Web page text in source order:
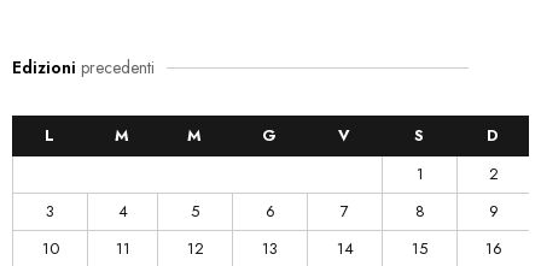
Edizioni precedenti
L M M G V S
D
1
2
3
4 5 6 7 8
9
10
11 12 13 14 15
16